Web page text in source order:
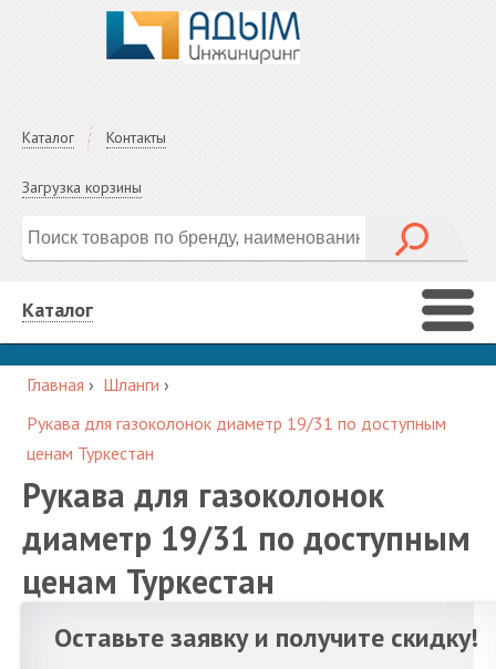
Каталог Контакты
Загрузка корзины
Каталог
Главная › Шланги ›
Рукава для газоколонок диаметр 19/31 по доступным
ценам Туркестан
Рукава для газоколонок
диаметр 19/31 по доступным
ценам Туркестан
Оставьте заявку и получите скидку!